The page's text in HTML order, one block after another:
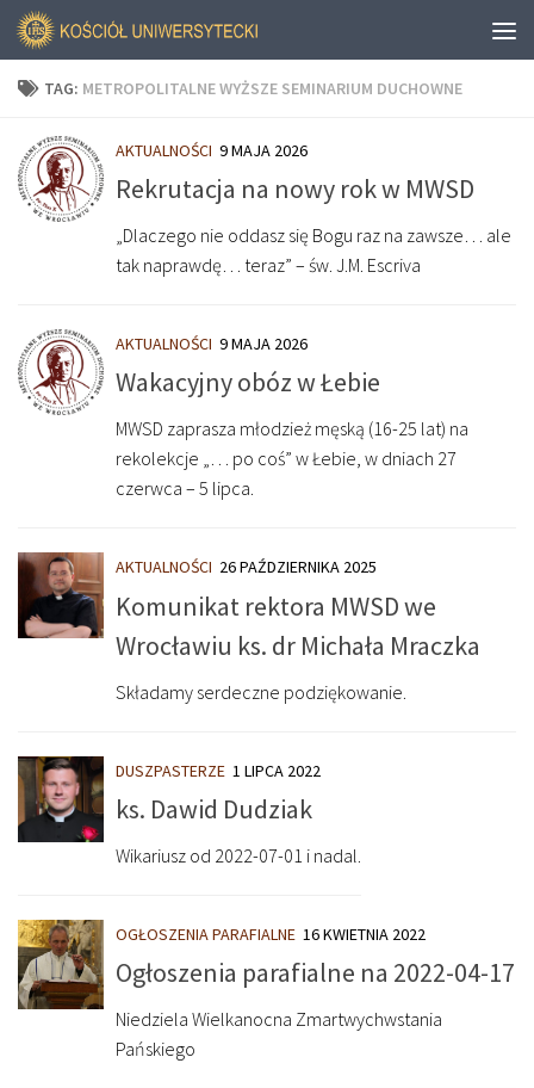
TAG: METROPOLITALNE WYŻSZE SEMINARIUM DUCHOWNE
AKTUALNOŚCI 9 MAJA 2026
Rekrutacja na nowy rok w MWSD
„Dlaczego nie oddasz się Bogu raz na zawsze… ale
tak naprawdę… teraz” – św. J.M. Escriva
AKTUALNOŚCI 9 MAJA 2026
Wakacyjny obóz w Łebie
MWSD zaprasza młodzież męską (16-25 lat) na
rekolekcje „… po coś” w Łebie, w dniach 27
czerwca – 5 lipca.
AKTUALNOŚCI 26 PAŹDZIERNIKA 2025
Komunikat rektora MWSD we
Wrocławiu ks. dr Michała Mraczka
Składamy serdeczne podziękowanie.
DUSZPASTERZE 1 LIPCA 2022
ks. Dawid Dudziak
Wikariusz od 2022-07-01 i nadal.
OGŁOSZENIA PARAFIALNE 16 KWIETNIA 2022
Ogłoszenia parafialne na 2022-04-17
Niedziela Wielkanocna Zmartwychwstania
Pańskiego